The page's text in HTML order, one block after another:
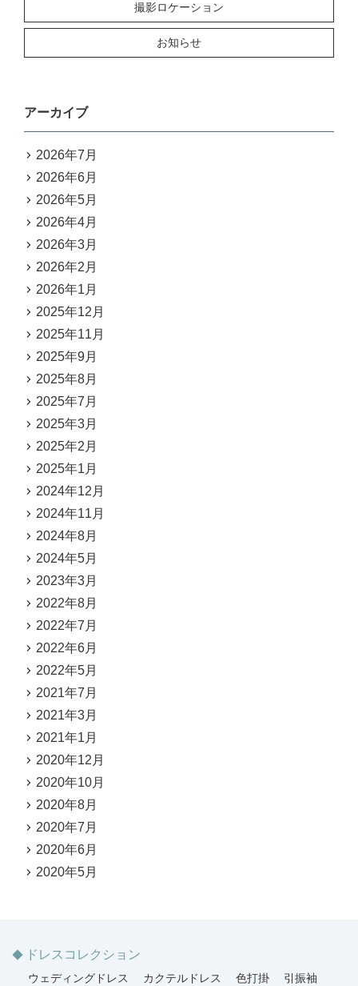
撮影ロケーション
お知らせ
アーカイブ
2026年7月
2026年6月
2026年5月
2026年4月
2026年3月
2026年2月
2026年1月
2025年12月
2025年11月
2025年9月
2025年8月
2025年7月
2025年3月
2025年2月
2025年1月
2024年12月
2024年11月
2024年8月
2024年5月
2023年3月
2022年8月
2022年7月
2022年6月
2022年5月
2021年7月
2021年3月
2021年1月
2020年12月
2020年10月
2020年8月
2020年7月
2020年6月
2020年5月
ドレスコレクション
ウェディングドレス カクテルドレス 色打掛
引振袖